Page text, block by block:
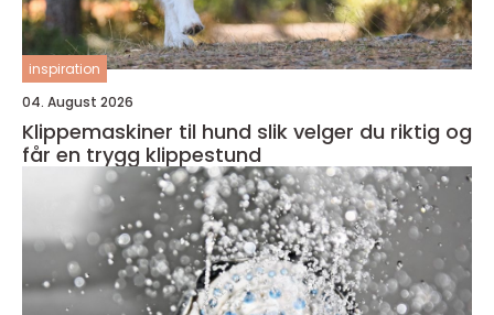
inspiration
04. August 2026
Klippemaskiner til hund slik velger du riktig og
får en trygg klippestund